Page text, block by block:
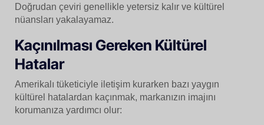
Doğrudan çeviri genellikle yetersiz kalır ve kültürel
nüansları yakalayamaz.
Kaçınılması Gereken Kültürel
Hatalar
Amerikalı tüketiciyle iletişim kurarken bazı yaygın
kültürel hatalardan kaçınmak, markanızın imajını
korumanıza yardımcı olur: